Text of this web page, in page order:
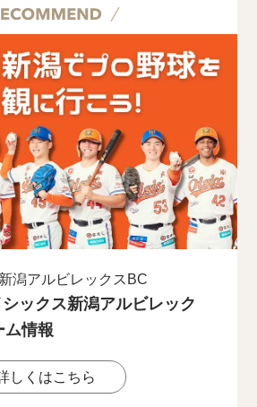
潟アルビレックスBC
シックス新潟アルビレック
ム情報
しくはこちら